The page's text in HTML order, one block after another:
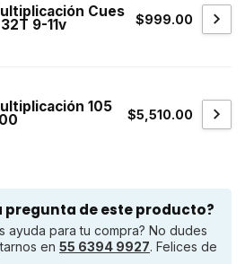
Cues
9-11v $999.00
105 $5,510.00
pregunta de este producto?
ayuda para tu compra? No dudes
en 55 6394 9927. Felices de